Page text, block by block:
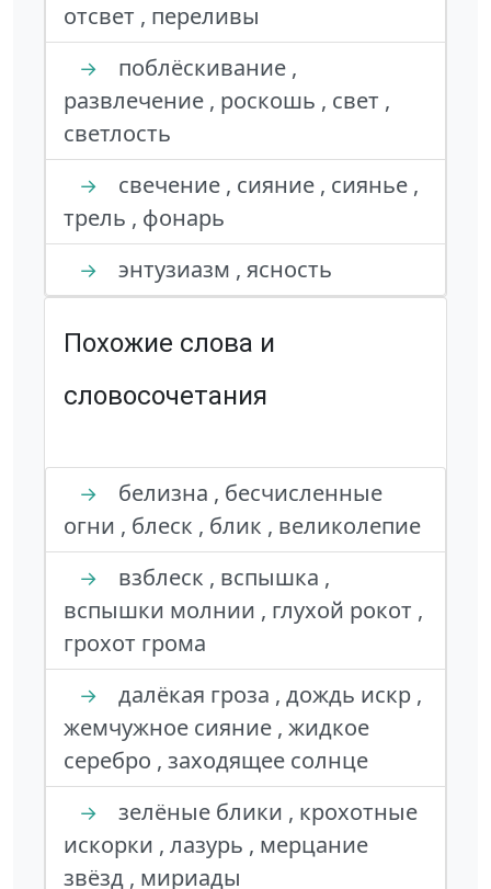
отсвет , переливы
→
поблёскивание ,
развлечение , роскошь , свет ,
светлость
→
свечение , сияние , сиянье ,
трель , фонарь
→ энтузиазм , ясность
Похожие слова и
словосочетания
→
белизна , бесчисленные
огни , блеск , блик , великолепие
→
взблеск , вспышка ,
вспышки молнии , глухой рокот ,
грохот грома
→
далёкая гроза , дождь искр ,
жемчужное сияние , жидкое
серебро , заходящее солнце
→
зелёные блики , крохотные
искорки , лазурь , мерцание
звёзд , мириады